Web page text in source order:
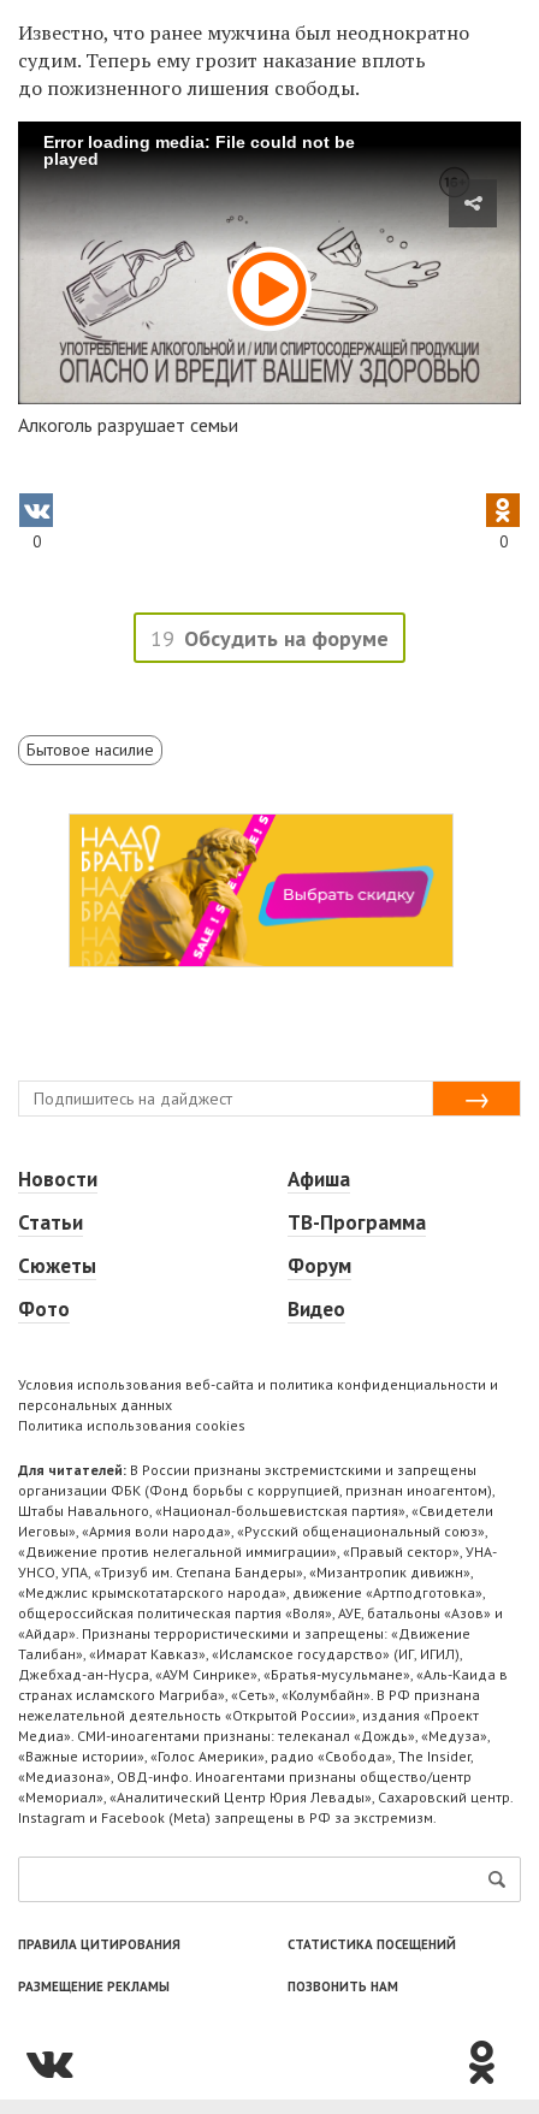
Известно, что ранее мужчина был неоднократно
судим. Теперь ему грозит наказание вплоть
до пожизненного лишения свободы.
Error loading media: File could not be
played
Алкоголь разрушает семьи
0 0
19 Обсудить на форуме
Бытовое насилие
Новости
Статьи
Сюжеты
Фото
Афиша
ТВ-Программа
Форум
Видео
Условия использования веб-сайта и политика конфиденциальности и
персональных данных
Политика использования cookies
Для читателей: В России признаны экстремистскими и запрещены
организации ФБК (Фонд борьбы с коррупцией, признан иноагентом),
Штабы Навального, «Национал-большевистская партия», «Свидетели
Иеговы», «Армия воли народа», «Русский общенациональный союз»,
«Движение против нелегальной иммиграции», «Правый сектор», УНА-
УНСО, УПА, «Тризуб им. Степана Бандеры», «Мизантропик дивижн»,
«Меджлис крымскотатарского народа», движение «Артподготовка»,
общероссийская политическая партия «Воля», АУЕ, батальоны «Азов» и
«Айдар». Признаны террористическими и запрещены: «Движение
Талибан», «Имарат Кавказ», «Исламское государство» (ИГ, ИГИЛ),
Джебхад-ан-Нусра, «АУМ Синрике», «Братья-мусульмане», «Аль-Каида в
странах исламского Магриба», «Сеть», «Колумбайн». В РФ признана
нежелательной деятельность «Открытой России», издания «Проект
Медиа». СМИ-иноагентами признаны: телеканал «Дождь», «Медуза»,
«Важные истории», «Голос Америки», радио «Свобода», The Insider,
«Медиазона», ОВД-инфо. Иноагентами признаны общество/центр
«Мемориал», «Аналитический Центр Юрия Левады», Сахаровский центр.
Instagram и Facebook (Metа) запрещены в РФ за экстремизм.
ПРАВИЛА ЦИТИРОВАНИЯ СТАТИСТИКА ПОСЕЩЕНИЙ
РАЗМЕЩЕНИЕ РЕКЛАМЫ ПОЗВОНИТЬ НАМ